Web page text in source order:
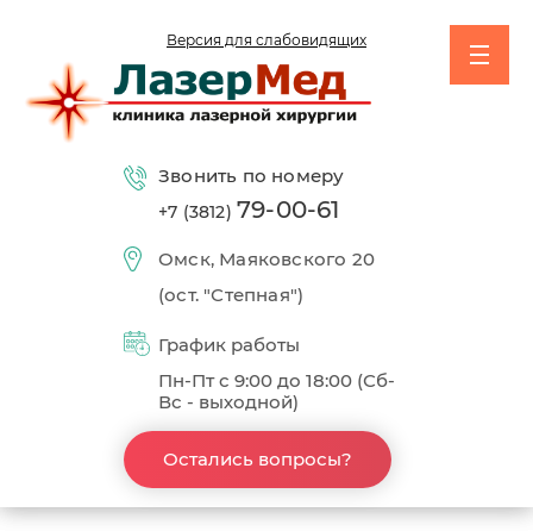
Версия для слабовидящих
Звонить по номеру
+7 (3812) 79-00-61
Омск, Маяковского 20
(ост. "Степная")
Остались вопросы?
График работы
Пн-Пт с 9:00 до 18:00 (Сб-
Вс - выходной)
Версия для слабовидящих
Звонить по номеру
+7 (3812) 79-00-61
Омск, Маяковского 20
(ост. "Степная")
Остались вопросы?
График работы
Пн-Пт с 9:00 до 18:00 (Сб-
Вс - выходной)